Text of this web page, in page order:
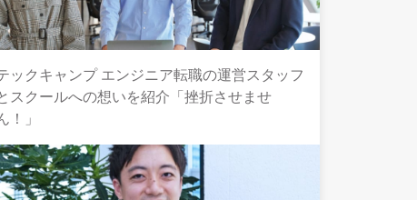
ックキャンプ エンジニア転職の運営スタッフ
スクールへの想いを紹介「挫折させませ
！」